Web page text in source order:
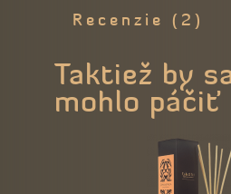
Recenzie (2)
Taktiež by
mohlo páčiť